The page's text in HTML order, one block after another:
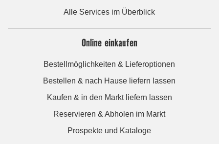
Alle Services im Überblick
Online einkaufen
Bestellmöglichkeiten & Lieferoptionen
Bestellen & nach Hause liefern lassen
Kaufen & in den Markt liefern lassen
Reservieren & Abholen im Markt
Prospekte und Kataloge